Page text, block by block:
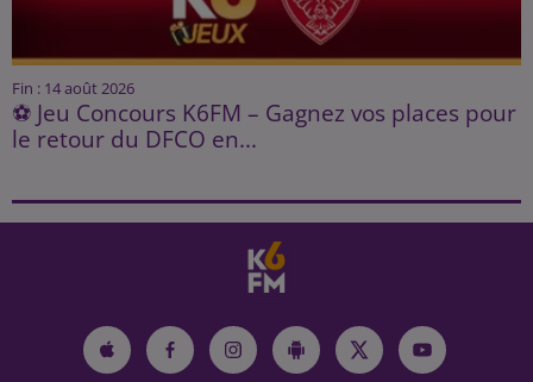
Fin : 14 août 2026
⚽ Jeu Concours K6FM – Gagnez vos places pour
le retour du DFCO en...